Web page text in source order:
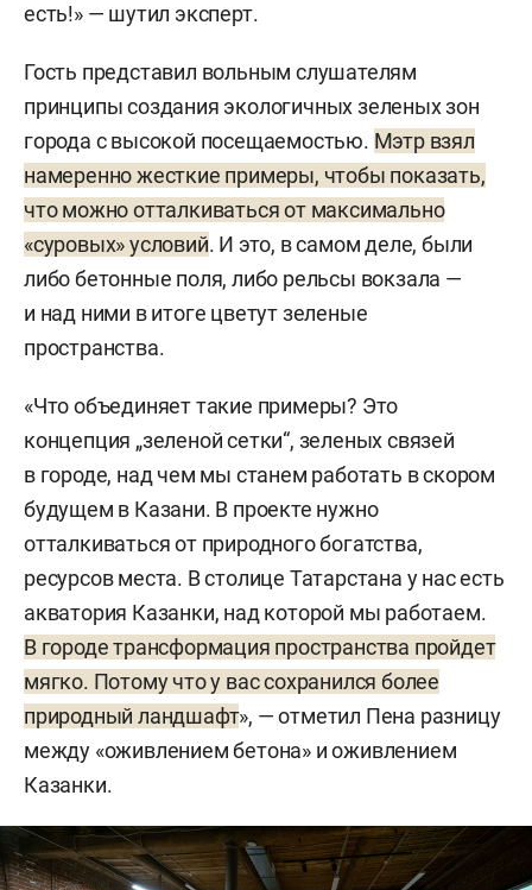
есть!» — шутил эксперт.
Гость представил вольным слушателям
принципы создания экологичных зеленых зон
города с высокой посещаемостью. Мэтр взял
намеренно жесткие примеры, чтобы показать,
что можно отталкиваться от максимально
«суровых» условий. И это, в самом деле, были
либо бетонные поля, либо рельсы вокзала —
и над ними в итоге цветут зеленые
пространства.
«Что объединяет такие примеры? Это
концепция „зеленой сетки“, зеленых связей
в городе, над чем мы станем работать в скором
будущем в Казани. В проекте нужно
отталкиваться от природного богатства,
ресурсов места. В столице Татарстана у нас есть
акватория Казанки, над которой мы работаем.
В городе трансформация пространства пройдет
мягко. Потому что у вас сохранился более
природный ландшафт», — отметил Пена разницу
между «оживлением бетона» и оживлением
Казанки.